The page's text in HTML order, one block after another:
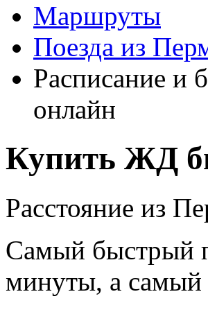
Маршруты
Поезда из
Расписание и
онлайн
Купить ЖД
Расстояние из
Самый быстрый
минуты, а самый